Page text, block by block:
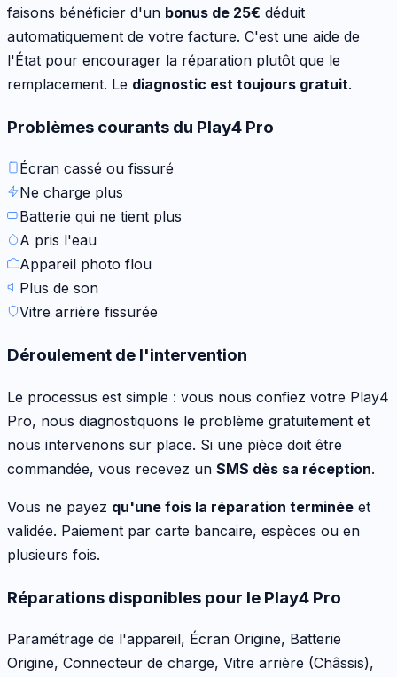
faisons bénéficier d'un bonus de 25€ déduit
automatiquement de votre facture. C'est une aide de
l'État pour encourager la réparation plutôt que le
remplacement. Le diagnostic est toujours gratuit.
Problèmes courants du Play4 Pro
Écran cassé ou fissuré
Ne charge plus
Batterie qui ne tient plus
A pris l'eau
Appareil photo flou
Plus de son
Vitre arrière fissurée
Déroulement de l'intervention
Le processus est simple : vous nous confiez votre Play4
Pro, nous diagnostiquons le problème gratuitement et
nous intervenons sur place. Si une pièce doit être
commandée, vous recevez un SMS dès sa réception.
Vous ne payez qu'une fois la réparation terminée et
validée. Paiement par carte bancaire, espèces ou en
plusieurs fois.
Réparations disponibles pour le Play4 Pro
Paramétrage de l'appareil, Écran Origine, Batterie
Origine, Connecteur de charge, Vitre arrière (Châssis),